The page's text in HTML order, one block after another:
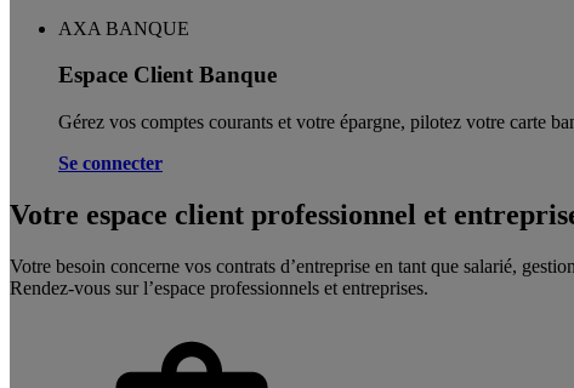
AXA BANQUE
Espace Client Banque
Gérez vos comptes courants et votre épargne, pilotez votre carte
Se connecter
Votre espace client professionnel et
Votre besoin concerne vos contrats d’entreprise en tant que salarié,
Rendez-vous sur l’espace professionnels et entreprises.